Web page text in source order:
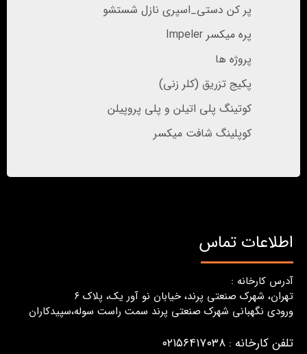
پر کن دستی_اسپری نازل شستشو
پره میکسر Impeler
پروژه ها
پکیج تزریق (کلر زنی)
کوتینگ پلی اتیلن و پلی پروپیلن
کوپلینگ شافت میکسر
اطلاعات تماس
آدرس کارخانه :
تهران، شهرک صنعتی پرند، خیابان نو آور یک، پلاک ٦
ورودی نگهبانی شهرک صنعتی پرند سمت راست سوله،سپیدکاران
تلفن کارخانه : ۰۲۱۵۶۴۱۷۰۳۸